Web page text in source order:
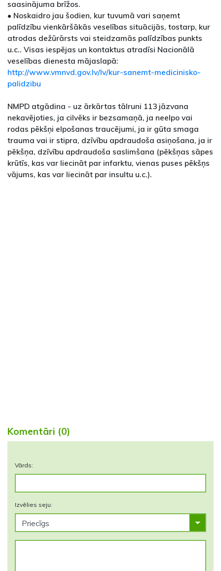
saasinājuma brīžos.
• Noskaidro jau šodien, kur tuvumā vari saņemt
palīdzību vienkāršākās veselības situācijās, tostarp, kur
atrodas dežūrārsts vai steidzamās palīdzības punkts
u.c.. Visas iespējas un kontaktus atradīsi Nacionālā
veselības dienesta mājaslapā:
http://www.vmnvd.gov.lv/lv/kur-sanemt-medicinisko-
palidzibu
NMPD atgādina - uz ārkārtas tālruni 113 jāzvana
nekavējoties, ja cilvēks ir bezsamaņā, ja neelpo vai
rodas pēkšņi elpošanas traucējumi, ja ir gūta smaga
trauma vai ir stipra, dzīvību apdraudoša asiņošana, ja ir
pēkšņa, dzīvību apdraudoša saslimšana (pēkšņas sāpes
krūtīs, kas var liecināt par infarktu, vienas puses pēkšņs
vājums, kas var liecināt par insultu u.c.).
Komentāri (0)
Vārds:
Izvēlies seju: